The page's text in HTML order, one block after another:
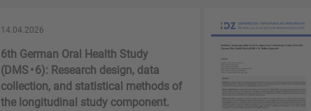
14.04.2026
6th German Oral Health Study
(DMS • 6): Research design, data
collection, and statistical methods of
the longitudinal study component.